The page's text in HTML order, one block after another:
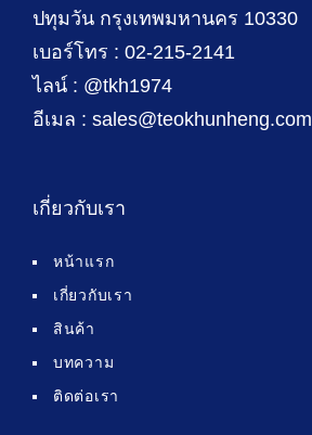
ปทุมวัน กรุงเทพมหานคร 10330
เบอร์โทร : 02-215-2141
ไลน์ : @tkh1974
อีเมล : sales@teokhunheng.com
เกี่ยวกับเรา
หน้าแรก
เกี่ยวกับเรา
สินค้า
บทความ
ติดต่อเรา